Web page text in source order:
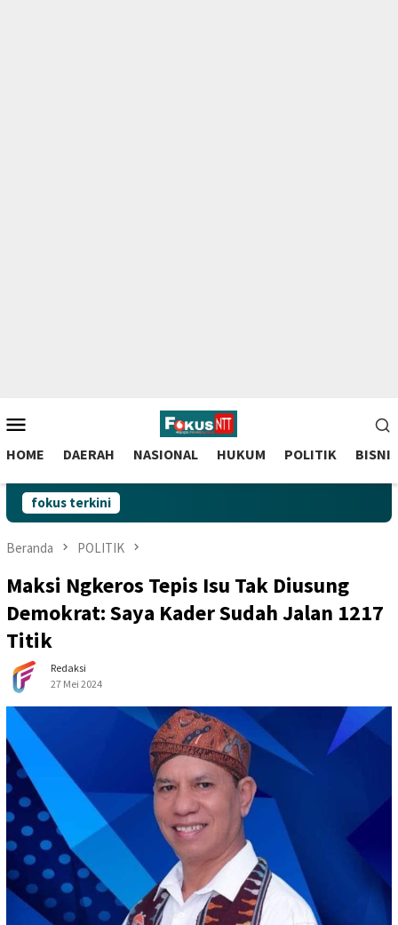
to
contentMobile
HOME DAERAH NASIONAL HUKUM POLITIK BISNIS
fokus terkini
Beranda POLITIK
Maksi Ngkeros Tepis Isu Tak Diusung
Demokrat: Saya Kader Sudah Jalan 1217
Titik
Redaksi
27 Mei 2024